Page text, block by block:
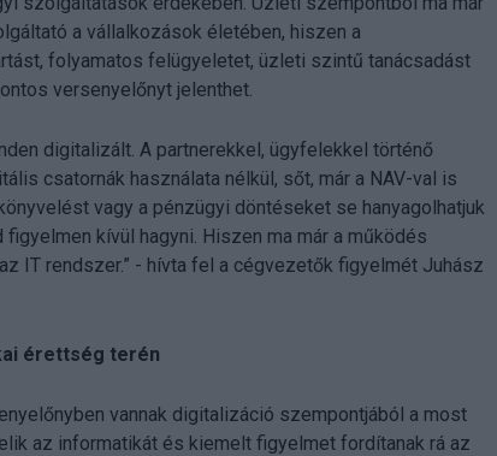
a vállalkozások életében, hiszen a
folyamatos felügyeletet, üzleti szintű tanácsadást
versenyelőnyt jelenthet.
digitalizált. A partnerekkel, ügyfelekkel történő
csatornák használata nélkül, sőt, már a NAV-val is
vagy a pénzügyi döntéseket se hanyagolhatjuk
kívül hagyni. Hiszen ma már a működés
IT rendszer.” - hívta fel a cégvezetők figyelmét Juhász
érettség terén
vannak digitalizáció szempontjából a most
az informatikát és kiemelt figyelmet fordítanak rá az